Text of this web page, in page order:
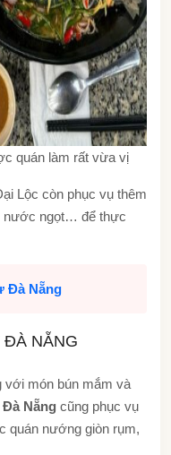
quán làm rất vừa vị
Lộc còn phục vụ thêm
nước ngọt… để thực
Đà Nẵng
ĐÀ NẴNG
với món bún mắm và
Nẵng cũng phục vụ
quán nướng giòn rụm,